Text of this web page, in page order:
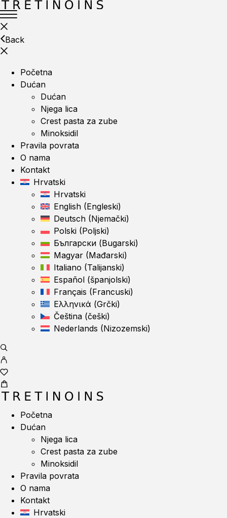
Back
Početna
Dućan
Dućan
Njega lica
Crest pasta za zube
Minoksidil
Pravila povrata
O nama
Kontakt
Hrvatski
Hrvatski
English (Engleski)
Deutsch (Njemački)
Polski (Poljski)
Български (Bugarski)
Magyar (Mađarski)
Italiano (Talijanski)
Español (španjolski)
Français (Francuski)
Ελληνικά (Grčki)
Čeština (češki)
Nederlands (Nizozemski)
Početna
Dućan
Njega lica
Crest pasta za zube
Minoksidil
Pravila povrata
O nama
Kontakt
Hrvatski